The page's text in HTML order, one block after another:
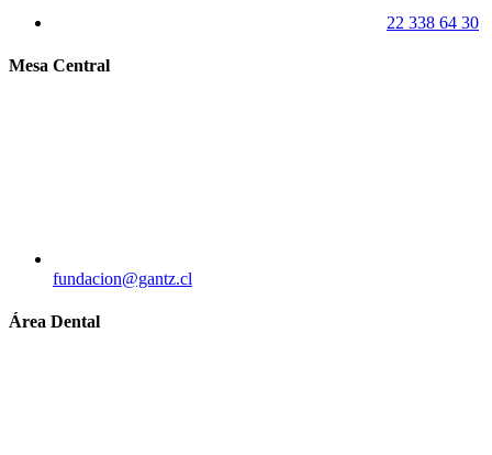
22 338 64 30
Mesa Central
fundacion@gantz.cl
Área Dental